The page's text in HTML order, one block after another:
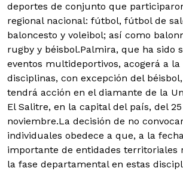
deportes de conjunto que
regional nacional: fútbol, fútbol de
baloncesto y voleibol; así como
rugby y béisbol.Palmira, que ha sido
eventos multideportivos, acogerá a la
disciplinas, con excepción del
tendrá acción en el diamante de la
El Salitre, en la capital del país, del
noviembre.La decisión de no
individuales obedece a que, a la
importante de entidades territoriales
la fase departamental en estas